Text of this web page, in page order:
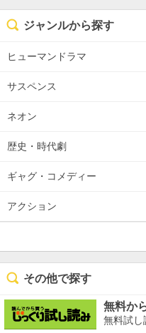
ジャンルから探す
ヒューマンドラマ
サスペンス
ネオン
歴史・時代劇
ギャグ・コメディー
アクション
その他で探す
無料か
無料試し